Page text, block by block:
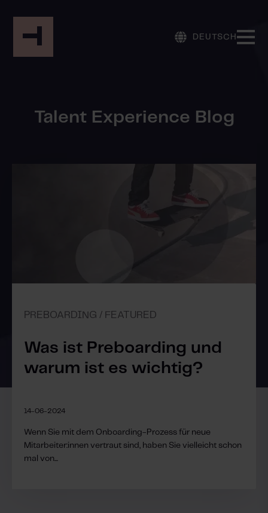
DEUTSCH
Talent Experience Blog
PREBOARDING / FEATURED
Was ist Preboarding und
warum ist es wichtig?
14-06-2024
Wenn Sie mit dem Onboarding-Prozess für neue
Mitarbeiter:innen vertraut sind, haben Sie vielleicht schon
mal von...